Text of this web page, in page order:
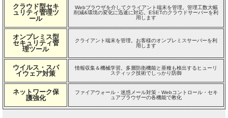
クラウド型セキ
ュリティ管理ツ
ール
Webブラウザを介してクライアント端末を管理。管理工数大幅
削減&環境の変化に迅速に対応。ESETのクラウドサーバーを利
用します
オンプレミス型
セキュリティ管
理ツール
クライアント端末を管理。お客様のオンプレミスサーバーを利
用します
ウイルス・スパ
イウェア対策
情報収集＆機械学習。多層防衛機能と亜種も検出するヒューリ
スティック技術でしっかり防御
ネットワーク保
護強化
ファイアウォール・迷惑メール対策・Webコントロール・セキ
ュアブラウザーの各機能で教化